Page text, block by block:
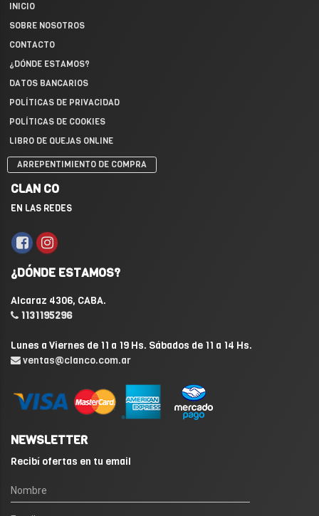
INICIO
SOBRE NOSOTROS
CONTACTO
¿DÓNDE ESTAMOS?
DATOS BANCARIOS
POLÍTICAS DE PRIVACIDAD
POLÍTICAS DE COOKIES
LIBRO DE QUEJAS ONLINE
ARREPENTIMIENTO DE COMPRA
CLAN CO
EN LAS REDES
¿DÓNDE ESTAMOS?
Alcaraz 4306, CABA.
1131195296
Lunes a Viernes de 11 a 19 Hs. Sábados de 11 a 14 Hs.
ventas@clanco.com.ar
NEWSLETTER
Recibí ofertas en tu email